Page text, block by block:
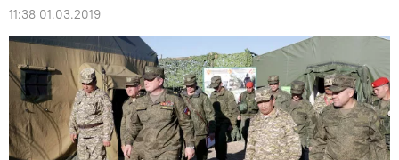
11:38 01.03.2019